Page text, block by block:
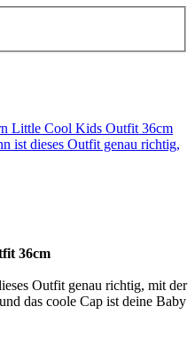
Little Cool Kids Outfit 36cm
ist dieses Outfit genau richtig,
36cm
Outfit genau richtig, mit der
das coole Cap ist deine Baby